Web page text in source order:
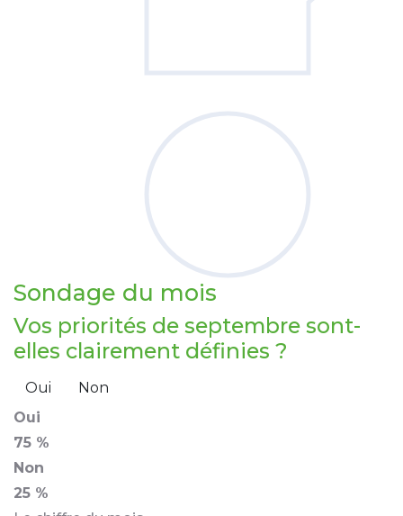
Sondage du mois
Vos priorités de septembre sont-
elles clairement définies ?
Oui
Non
Oui
75 %
Non
25 %